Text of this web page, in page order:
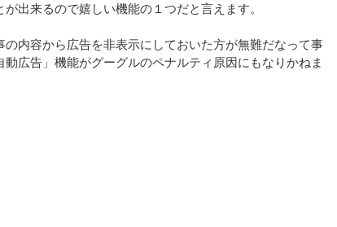
出来るので嬉しい機能の１つだと言えます。
内容から広告を非表示にしておいた方が無難だなって事
広告」機能がグーグルのペナルティ原因にもなりかねま